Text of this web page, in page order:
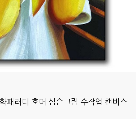
패러디 호머 심슨그림 수작업 캔버스